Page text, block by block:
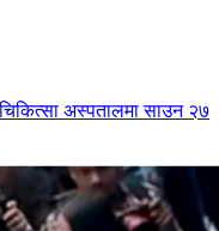
चिकित्सा अस्पतालमा साउन २७